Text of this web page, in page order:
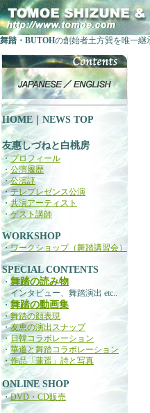
舞踏・BUTOHの創始者土方巽を唯一継
HOME NEWS TOP
友惠しづねと白桃房
・プロフィール
・公演履歴
・公演評
・テレプレゼンス公演
・共演アーティスト
・ゲスト講師
WORKSHOP
・ワークショップ（舞踏講習会）
SPECIAL CONTENTS
・舞踏の読み物
インタビュー、舞踏演出 etc..
・ 舞踏の動画集
・舞踏の顔表現
・友恵の演出スナップ
・日韓コラボレーション
・華道と舞踏コラボレーション
・作品「蓮遥」詩と写真
ONLINE SHOP
・DVD・CD販売